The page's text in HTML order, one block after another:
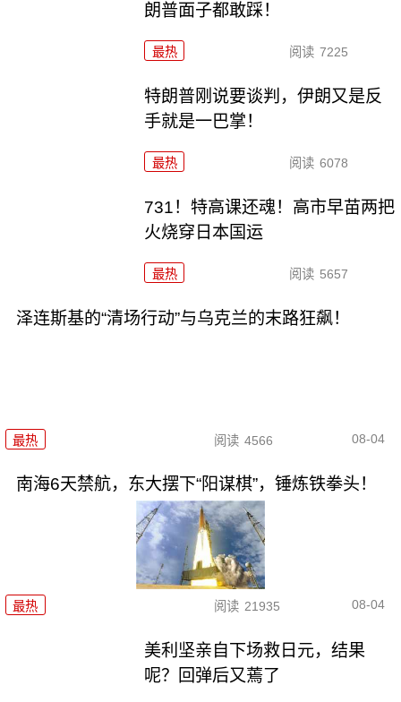
朗普面子都敢踩！
最热 阅读 7225
特朗普刚说要谈判，伊朗又是反
手就是一巴掌！
最热 阅读 6078
731！特高课还魂！高市早苗两把
火烧穿日本国运
最热 阅读 5657
泽连斯基的“清场行动”与乌克兰的末路狂飙！
最热 阅读 4566 08-04
南海6天禁航，东大摆下“阳谋棋”，锤炼铁拳头！
最热 阅读 21935 08-04
美利坚亲自下场救日元，结果
呢？回弹后又蔫了